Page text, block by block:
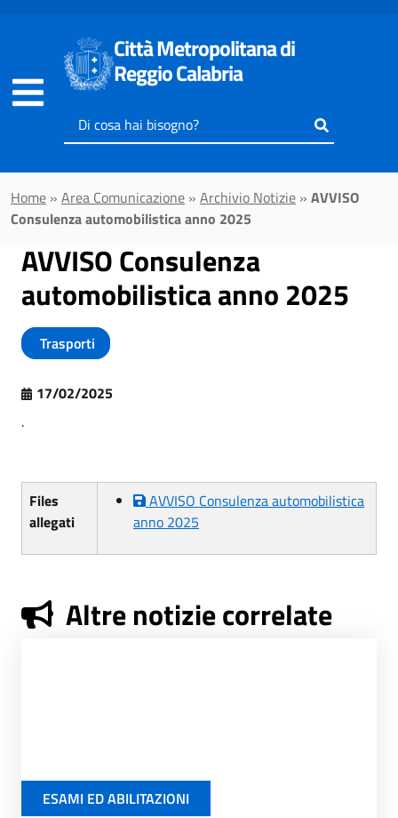
Città Metropolitana di
Reggio Calabria
Inserisci
il
cercare
Home » Area Comunicazione » Archivio Notizie » AVVISO
Consulenza automobilistica anno 2025
AVVISO Consulenza
automobilistica anno 2025
Trasporti
17/02/2025
.
Files
allegati
AVVISO Consulenza automobilistica
anno 2025
Altre notizie correlate
ESAMI ED ABILITAZIONI